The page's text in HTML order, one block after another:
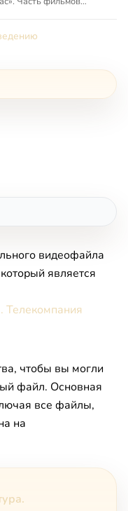
видеофайла
является
Телекомпания
чтобы вы могли
файл. Основная
все файлы,
на